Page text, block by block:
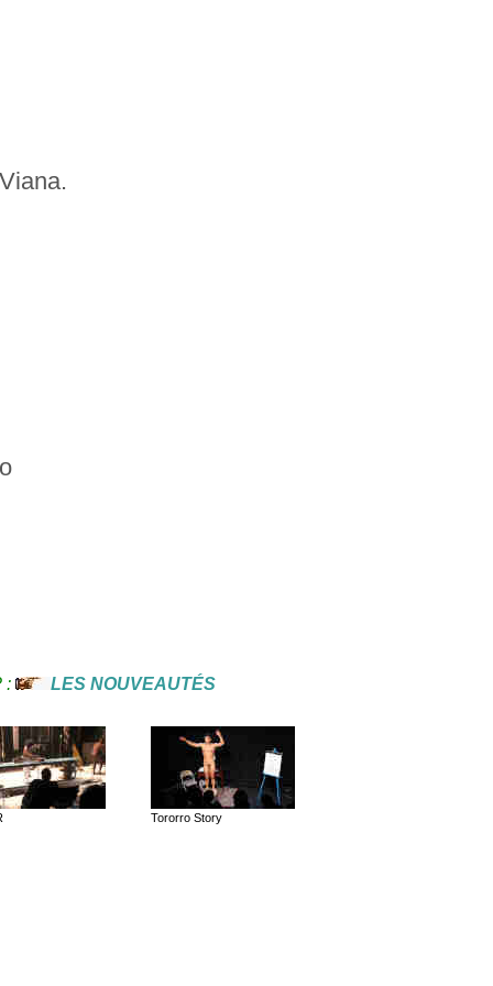
: LES NOUVEAUTÉS
Tororro Story